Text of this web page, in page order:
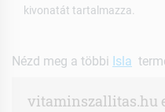
kivonatát tartalmazza.
Nézd meg a többi Isla
vitaminszallitas.hu